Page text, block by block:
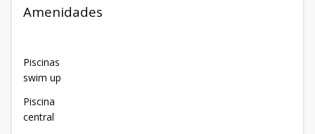
Amenidades
Piscinas
swim up
Piscina
central